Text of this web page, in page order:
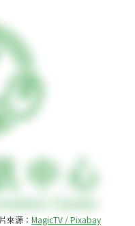
來源： MagicTV / Pixabay